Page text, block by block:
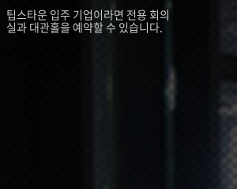
팁스타운 입주 기업이라면 전용 회의
실과 대관홀을 예약할 수 있습니다.